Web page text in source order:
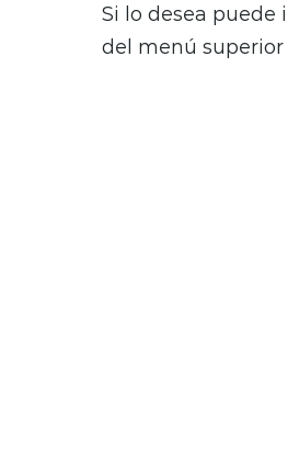
Si lo desea puede
del menú